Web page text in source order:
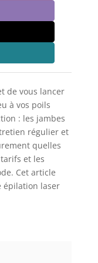
de vous lancer
à vos poils
: les jambes
régulier et
quelles
et les
Cet article
épilation laser